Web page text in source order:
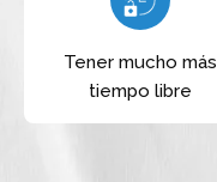
Tener mucho más
tiempo libre